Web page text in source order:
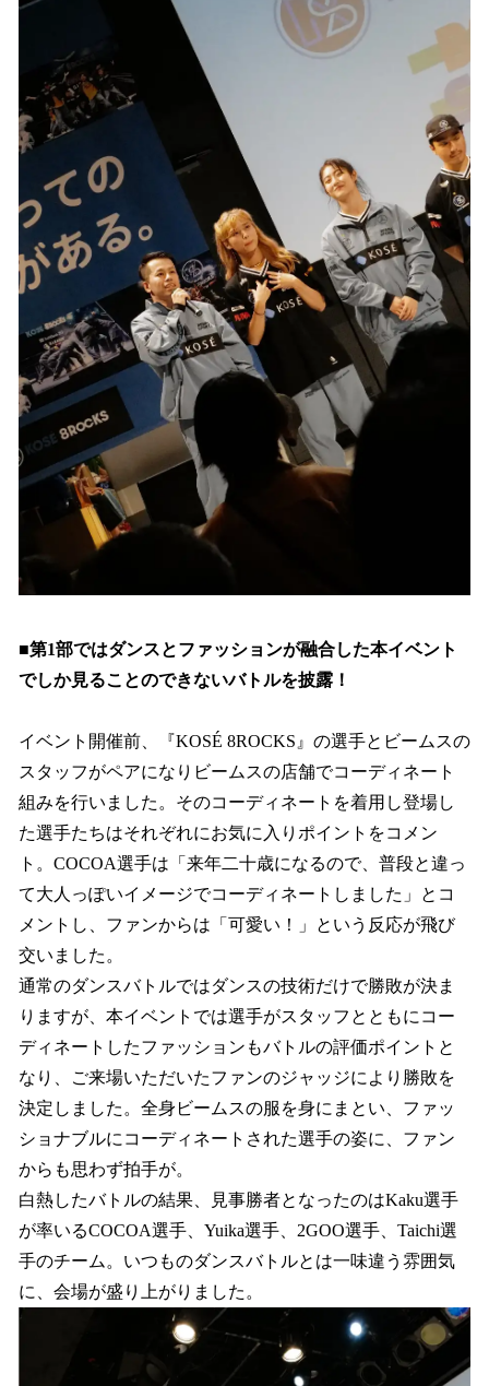
■第1部ではダンスとファッションが融合した本イベント
でしか見ることのできないバトルを披露！
イベント開催前、『KOSÉ 8ROCKS』の選手とビームスの
スタッフがペアになりビームスの店舗でコーディネート
組みを行いました。そのコーディネートを着用し登場し
た選手たちはそれぞれにお気に入りポイントをコメン
ト。COCOA選手は「来年二十歳になるので、普段と違っ
て大人っぽいイメージでコーディネートしました」とコ
メントし、ファンからは「可愛い！」という反応が飛び
交いました。
通常のダンスバトルではダンスの技術だけで勝敗が決ま
りますが、本イベントでは選手がスタッフとともにコー
ディネートしたファッションもバトルの評価ポイントと
なり、ご来場いただいたファンのジャッジにより勝敗を
決定しました。全身ビームスの服を身にまとい、ファッ
ショナブルにコーディネートされた選手の姿に、ファン
からも思わず拍手が。
白熱したバトルの結果、見事勝者となったのはKaku選手
が率いるCOCOA選手、Yuika選手、2GOO選手、Taichi選
手のチーム。いつものダンスバトルとは一味違う雰囲気
に、会場が盛り上がりました。